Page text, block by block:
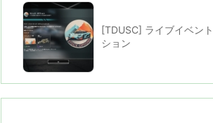
[TDUSC] ライブイベン
ション